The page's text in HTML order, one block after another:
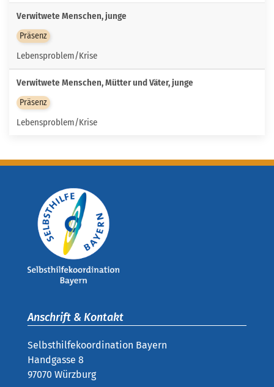
Verwitwete Menschen, junge
Präsenz
Lebensproblem/Krise
Verwitwete Menschen, Mütter und Väter, junge
Präsenz
Lebensproblem/Krise
Anschrift & Kontakt
Selbsthilfekoordination Bayern
Handgasse 8
97070 Würzburg